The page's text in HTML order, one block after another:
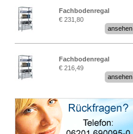
Fachbodenregal
Stecksystem MultiPlus
€ 231,80
ansehen
Fachbodenregal
Stecksystem MultiPlus
€ 216,49
ansehen